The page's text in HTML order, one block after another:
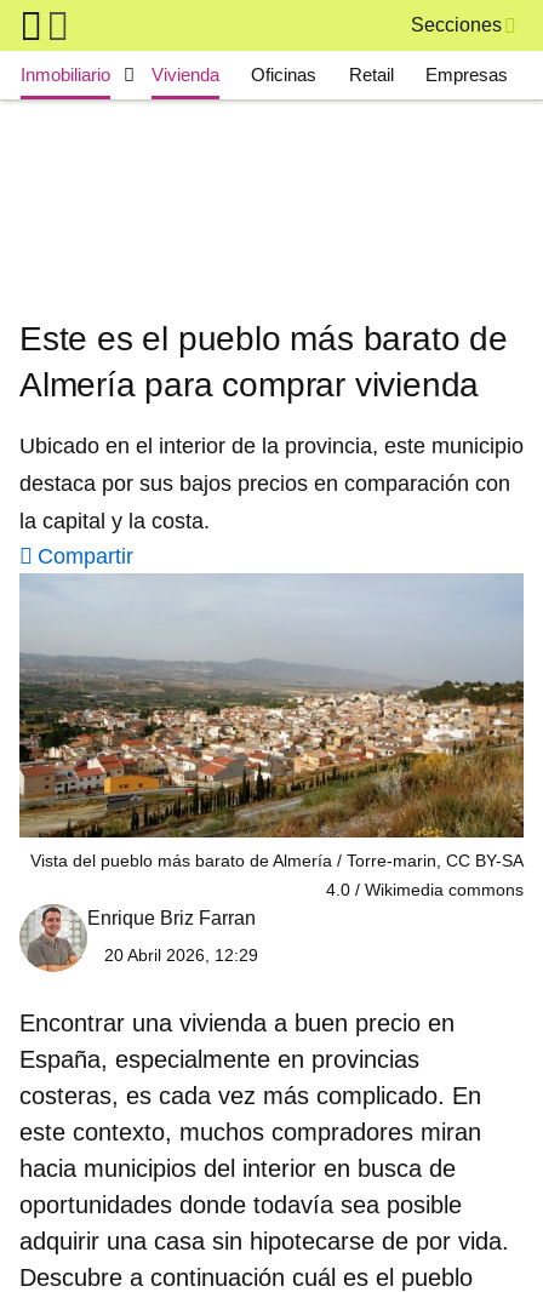
Skip to main content
Secciones
Main navigation
Inmobiliario Vivienda Oficinas Retail Empresas
Este es el pueblo más barato de
Almería para comprar vivienda
Ubicado en el interior de la provincia, este municipio
destaca por sus bajos precios en comparación con
la capital y la costa.
Compartir
Vista del pueblo más barato de Almería / Torre-marin, CC BY-SA
4.0
Wikimedia commons
Enrique Briz Farran
20 Abril 2026, 12:29
Encontrar una vivienda a buen precio en
España, especialmente en provincias
costeras, es cada vez más complicado. En
este contexto, muchos compradores miran
hacia municipios del interior en busca de
oportunidades donde todavía sea posible
adquirir una casa sin hipotecarse de por vida.
Descubre a continuación cuál es el pueblo